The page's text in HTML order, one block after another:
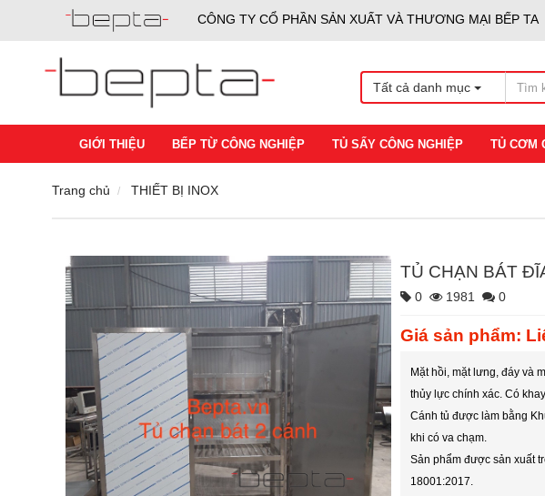
CÔNG TY CỔ PHẦN SẢN XUẤT VÀ THƯƠNG MẠI BẾP TA
Tất cả danh mục
GIỚI THIỆU BẾP TỪ CÔNG NGHIỆP TỦ SẤY CÔNG NGHIỆP TỦ CƠM
Trang chủ THIẾT BỊ INOX
TỦ CHẠN BÁT
0 1981 0
Giá sản phẩm:
Mặt hồi, mặt lưng, đáy và
thủy lực chính xác. Có
Cánh tủ được làm bằng
khi có va chạm.
Sản phẩm được sản xuất
18001:2017.